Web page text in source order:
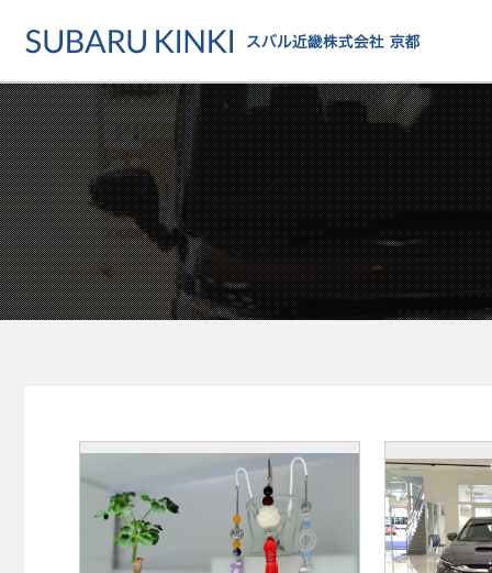
店舗情報 店
地域でさがす
地図でさがす
試乗車でさがす
カーラインアップ
カーラインアップ一覧
乗用車
軽自動車
メンテナンス・サー
メンテナンス・サービスト
車検・定期点検をする
カーケアをする